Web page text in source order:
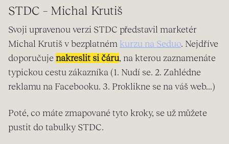
STDC – Michal Krutiš
Svoji upravenou verzi STDC představil marketér
Michal Krutiš v bezplatném kurzu na Seduo. Nejdříve
doporučuje nakreslit si čáru, na kterou zaznamenáte
typickou cestu zákazníka (1. Nudí se. 2. Zahlédne
reklamu na Facebooku. 3. Proklikne se na váš web...)
Poté, co máte zmapované tyto kroky, se už můžete
pustit do tabulky STDC.